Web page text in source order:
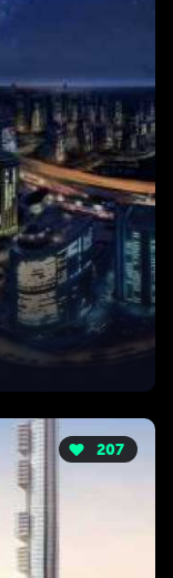
207